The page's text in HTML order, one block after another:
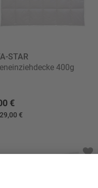
STAR
400g
€
€